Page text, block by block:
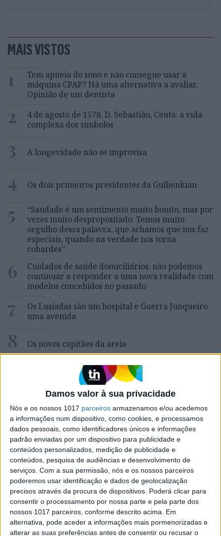
Damos valor à sua privacidade
Nós e os nossos 1017 parceiros armazenamos e/ou acedemos
a informações num dispositivo, como cookies, e processamos
dados pessoais, como identificadores únicos e informações
padrão enviadas por um dispositivo para publicidade e
conteúdos personalizados, medição de publicidade e
conteúdos, pesquisa de audiências e desenvolvimento de
serviços. Com a sua permissão, nós e os nossos parceiros
poderemos usar identificação e dados de geolocalização
precisos através da procura de dispositivos. Poderá clicar para
consentir o processamento por nossa parte e pela parte dos
nossos 1017 parceiros, conforme descrito acima. Em
alternativa, pode aceder a informações mais pormenorizadas e
alterar as suas preferências antes de consentir ou recusar o
MAIS VISTOS
1
Tem apneia do sono e não consegue usar a
máquina CPAP? Há uma alternativa a avaliar.
Opinião de um dentista
2
4 de agosto de 1578. D. Sebastião, Ceuta: a vida
complexa dos símbolos
3 A longevidade não se improvisa
4 Os dois primeiros presidentes da Gulbenkian
5
“Saudade é um sentimento muito bonito, mas por
vezes muito despropositado. Temos muito
orgulho dessa palavra, que achamos que nos faz
especiais, quando na verdade nos torna
cobardes’’
6
Cuidados de saúde domiciliários: não podemos
continuar a responder a uma nova realidade com
modelos concebidos no passado
7
Os Lusíadas são um hospital e Guerra Junqueiro
uma avenida
8 Os novos capitães da areia
Goodbye, Nick Cave
10 Celebridades que viram os seus vídeos íntimos na
Internet
MAIS NA VISÃO